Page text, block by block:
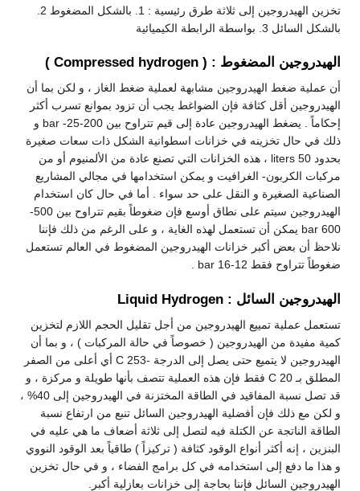
بالشكل السائل 3. بواسطة الرابطة الكيميائية
الهيدروجين المضغوط : ( Compressed hydrogen )
أن عملية ضغط الهيدروجين مشابهة لعملية ضغط الغاز ، و لكن بما أن
الهيدروجين أقل كثافة فإن الضواغط يجب أن تزود بموانع تسرب أكثر
إحكاماً . يضغط الهيدروجين عادة إلى قيم تتراوح بين 200-25- bar و
ذلك في حال تخزينه في خزانات اسطوانية الشكل ذات سعات صغيرة
بحدود 50 liters ، هذه الخزانات التي تصنع عادة من الألمنيوم أو من
مركبات الكربون- الغرافيت و يمكن استخدامها في مجالي المشاريع
الصناعية الصغيرة و النقل على حد سواء . أما في حال كان استخدام
الهيدروجين سيتم على نطاق أوسع فإن ضغوطاً بقيم تتراوح بين 500-
600 bar يمكن أن تستعمل لهذه الغاية ، و على الرغم من ذلك فإننا
نلاحظ أن بعض أكبر خزانات الهيدروجين المضغوط في العالم تستعمل
ضغوطاً تتراوح فقط 12-16 bar .
الهيدروجين السائل : Liquid Hydrogen
تستعمل عملية تمييع الهيدروجين من أجل تقليل الحجم اللازم لتخزين
كمية مفيدة من الهيدروجين ( خصوصاً في حالة المركبات ) ، و بما أن
الهيدروجين لا يتميع حتى يصل إلى الدرجة -253 C أي أعلى من الصفر
المطلق بـ 20 C فقط فإن هذه العملية تتصف بأنها طويلة و مركزة ، و
قد تصل نسبة المفاقيد في الطاقة المختزنة في الهيدروجين إلى 40% ،
و لكن مع ذلك فإن أفضلية الهيدروجين السائل تنبع من ارتفاع نسبة
الطاقة الناتجة عن الكتلة فيه لتصل إلى ثلاثة أضعاف ما هي عليه في
البنزين ، إنه أكثر أنواع الوقود كثافة ( تركيزاً ) طاقياً بعد الوقود النووي
و هذا ما دفع إلى استخدامه في كل برامج الفضاء ، و في حال تخزين
الهيدروجين السائل فإننا بحاجة إلى خزانات بعازلية أكبر.